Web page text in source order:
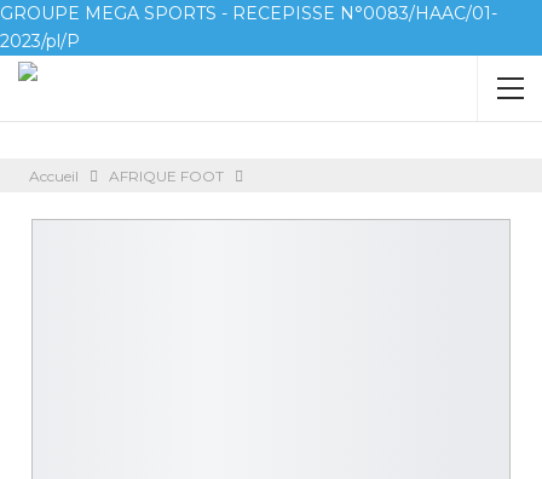
GROUPE MEGA SPORTS - RECEPISSE N°0083/HAAC/01-
2023/pl/P
Accueil AFRIQUE FOOT